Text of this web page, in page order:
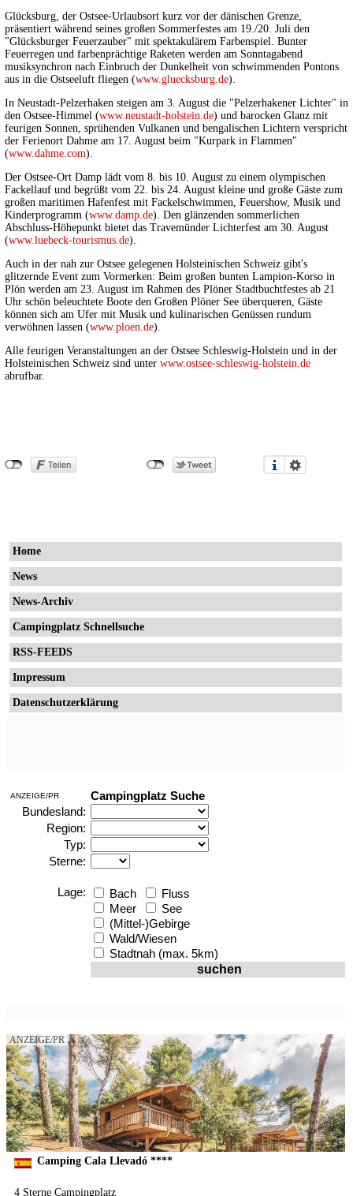
Glücksburg, der Ostsee-Urlaubsort kurz vor der dänischen Grenze,
präsentiert während seines großen Sommerfestes am 19./20. Juli den
"Glücksburger Feuerzauber" mit spektakulärem Farbenspiel. Bunter
Feuerregen und farbenprächtige Raketen werden am Sonntagabend
musiksynchron nach Einbruch der Dunkelheit von schwimmenden Pontons
aus in die Ostseeluft fliegen (www.gluecksburg.de).
In Neustadt-Pelzerhaken steigen am 3. August die "Pelzerhakener Lichter" in
den Ostsee-Himmel (www.neustadt-holstein.de) und barocken Glanz mit
feurigen Sonnen, sprühenden Vulkanen und bengalischen Lichtern verspricht
der Ferienort Dahme am 17. August beim "Kurpark in Flammen"
(www.dahme.com).
Der Ostsee-Ort Damp lädt vom 8. bis 10. August zu einem olympischen
Fackellauf und begrüßt vom 22. bis 24. August kleine und große Gäste zum
großen maritimen Hafenfest mit Fackelschwimmen, Feuershow, Musik und
Kinderprogramm (www.damp.de). Den glänzenden sommerlichen
Abschluss-Höhepunkt bietet das Travemünder Lichterfest am 30. August
(www.luebeck-tourismus.de).
Auch in der nah zur Ostsee gelegenen Holsteinischen Schweiz gibt's
glitzernde Event zum Vormerken: Beim großen bunten Lampion-Korso in
Plön werden am 23. August im Rahmen des Plöner Stadtbuchtfestes ab 21
Uhr schön beleuchtete Boote den Großen Plöner See überqueren, Gäste
können sich am Ufer mit Musik und kulinarischen Genüssen rundum
verwöhnen lassen (www.ploen.de).
Alle feurigen Veranstaltungen an der Ostsee Schleswig-Holstein und in der
Holsteinischen Schweiz sind unter www.ostsee-schleswig-holstein.de
abrufbar.
Home
News
News-Archiv
Campingplatz Schnellsuche
RSS-FEEDS
Impressum
Datenschutzerklärung